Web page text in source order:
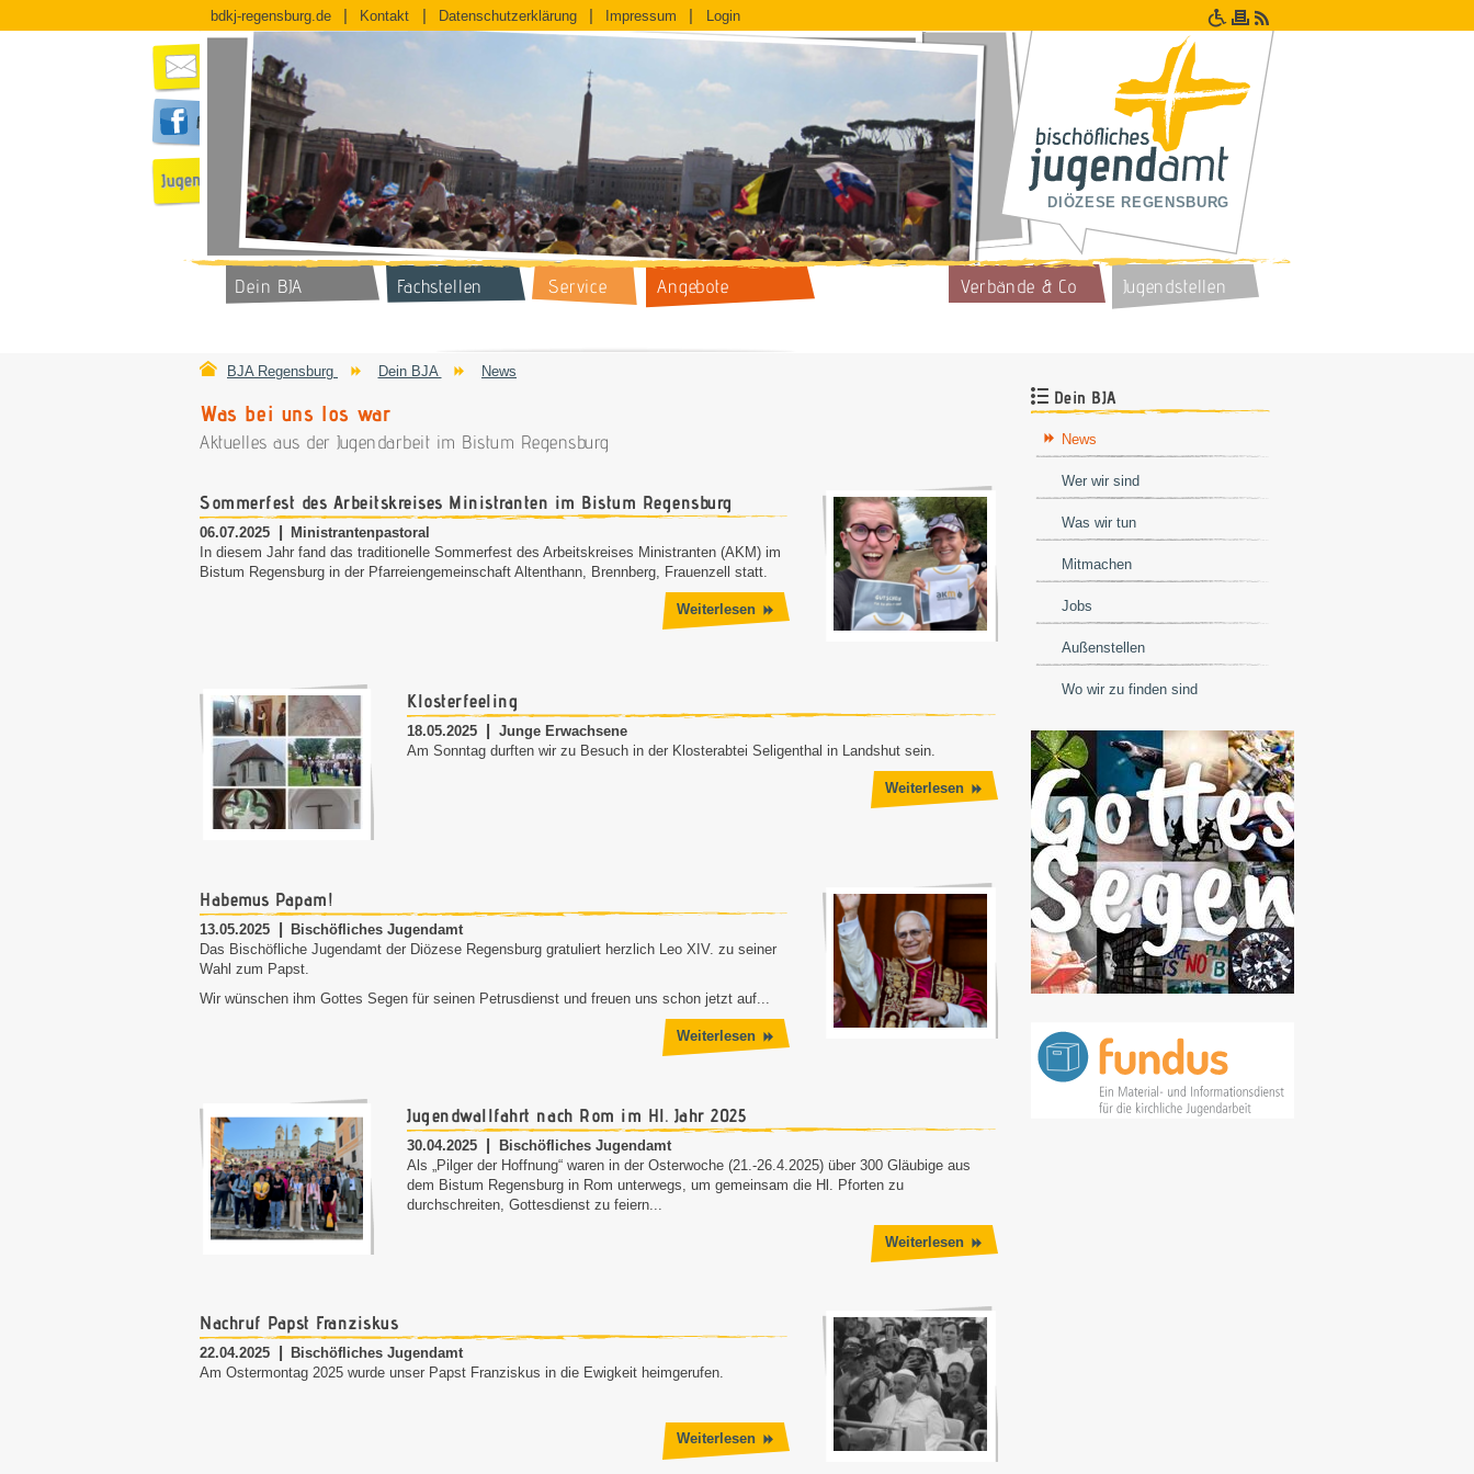
bdkj-regensburg.de Kontakt Datenschutzerklärung Impressum Login
DIÖZESE REGENSBURG
Dein BJA Fachstellen Service Angebote Jugendstellen
Verbände & Co
BJA Regensburg Dein BJA News
Was bei uns los war
Aktuelles aus der Jugendarbeit im Bistum Regensburg
Sommerfest des Arbeitskreises Ministranten im Bistum Regensburg
06.07.2025
Ministrantenpastoral
In diesem Jahr fand das traditionelle Sommerfest des Arbeitskreises Ministranten (AKM) im
Bistum Regensburg in der Pfarreiengemeinschaft Altenthann, Brennberg, Frauenzell statt.
Weiterlesen
Klosterfeeling
18.05.2025
Junge Erwachsene
Am Sonntag durften wir zu Besuch in der Klosterabtei Seligenthal in Landshut sein.
Weiterlesen
Habemus Papam!
13.05.2025
Bischöfliches Jugendamt
Das Bischöfliche Jugendamt der Diözese Regensburg gratuliert herzlich Leo XIV. zu seiner
Wahl zum Papst.
Wir wünschen ihm Gottes Segen für seinen Petrusdienst und freuen uns schon jetzt auf...
Weiterlesen
Jugendwallfahrt nach Rom im Hl. Jahr 2025
30.04.2025
Bischöfliches Jugendamt
Als „Pilger der Hoffnung“ waren in der Osterwoche (21.-26.4.2025) über 300 Gläubige aus
dem Bistum Regensburg in Rom unterwegs, um gemeinsam die Hl. Pforten zu
durchschreiten, Gottesdienst zu feiern...
Weiterlesen
Nachruf Papst Franziskus
22.04.2025
Bischöfliches Jugendamt
Am Ostermontag 2025 wurde unser Papst Franziskus in die Ewigkeit heimgerufen.
Weiterlesen
Dein BJA
News
Wer wir sind
Was wir tun
Mitmachen
Jobs
Außenstellen
Wo wir zu finden sind